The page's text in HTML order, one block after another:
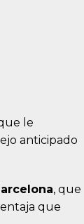
le
anticipado
, que
que